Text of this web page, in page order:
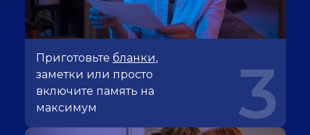
Приготовьте бланки,
заметки или просто
включите память на
максимум
3